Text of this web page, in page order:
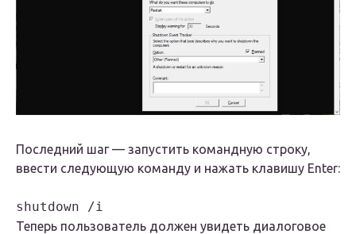
Последний шаг — запустить командную строку,
ввести следующую команду и нажать клавишу Enter:
shutdown /i
Теперь пользователь должен увидеть диалоговое